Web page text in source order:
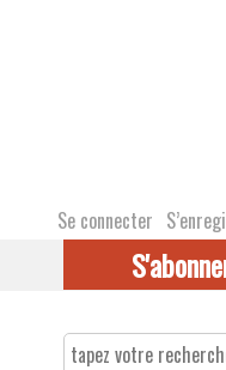
Se connecter